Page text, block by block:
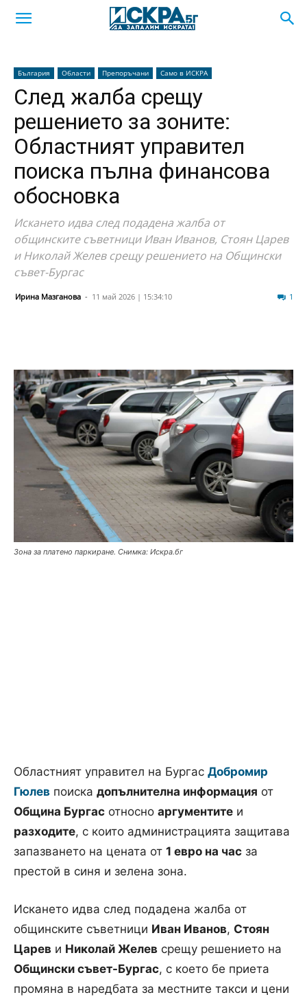
България Области Препоръчани Само в ИСКРА
След жалба срещу
решението за зоните:
Областният управител
поиска пълна финансова
обосновка
Искането идва след подадена жалба от
общинските съветници Иван Иванов, Стоян Царев
и Николай Желев срещу решението на Общински
съвет-Бургас
Ирина Мазганова - 11 май 2026 | 15:34:10 1
Зона за платено паркиране. Снимка: Искра.бг
Областният управител на Бургас Добромир
Гюлев поиска допълнителна информация от
Община Бургас относно аргументите и
разходите, с които администрацията защитава
запазването на цената от 1 евро на час за
престой в синя и зелена зона.
Искането идва след подадена жалба от
общинските съветници Иван Иванов, Стоян
Царев и Николай Желев срещу решението на
Общински съвет-Бургас, с което бе приета
промяна в наредбата за местните такси и цени